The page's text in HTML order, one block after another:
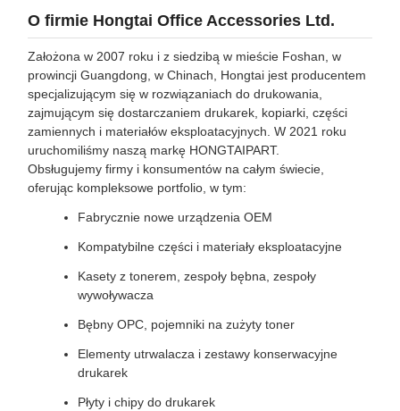
O firmie Hongtai Office Accessories Ltd.
Założona w 2007 roku i z siedzibą w mieście Foshan, w
prowincji Guangdong, w Chinach, Hongtai jest producentem
specjalizującym się w rozwiązaniach do drukowania,
zajmującym się dostarczaniem drukarek, kopiarki, części
zamiennych i materiałów eksploatacyjnych. W 2021 roku
uruchomiliśmy naszą markę HONGTAIPART.
Obsługujemy firmy i konsumentów na całym świecie,
oferując kompleksowe portfolio, w tym:
Fabrycznie nowe urządzenia OEM
Kompatybilne części i materiały eksploatacyjne
Kasety z tonerem, zespoły bębna, zespoły
wywoływacza
Bębny OPC, pojemniki na zużyty toner
Elementy utrwalacza i zestawy konserwacyjne
drukarek
Płyty i chipy do drukarek